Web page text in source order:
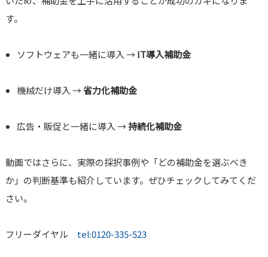
す。
ソフトウェアも一緒に導入 →IT導入補助金
機械だけ導入 →省力化補助金
広告・販促と一緒に導入 →持続化補助金
動画ではさらに、実際の採択事例や「どの補助金を選ぶべき
か」の判断基準も紹介しています。ぜひチェックしてみてくだ
さい。
フリーダイヤル tel:0120-335-523